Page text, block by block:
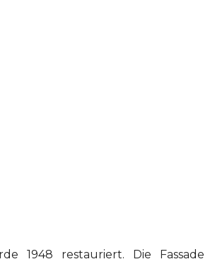
1948 restauriert. Die Fassade